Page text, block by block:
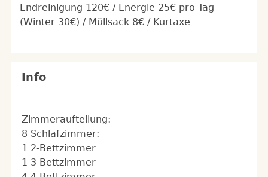
Endreinigung 120€ / Energie 25€ pro Tag
(Winter 30€) / Müllsack 8€ / Kurtaxe
Info
Zimmeraufteilung:
8 Schlafzimmer:
1 2-Bettzimmer
1 3-Bettzimmer